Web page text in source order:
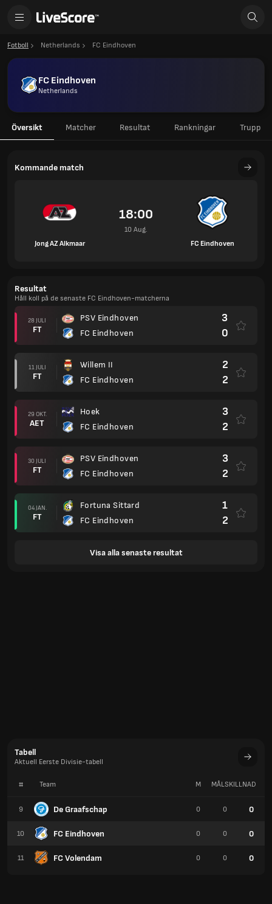
Fotboll Netherlands FC Eindhoven
FC Eindhoven
Netherlands
Översikt Matcher Resultat Rankningar Trupp
Kommande match
Jong AZ Alkmaar
18:00
10 Aug.
FC Eindhoven
Resultat
Håll koll på de senaste FC Eindhoven-matcherna
28 JULI
FT
PSV Eindhoven
FC Eindhoven
3
0
11 JULI
FT
Willem II
FC Eindhoven
2
2
29 OKT.
AET
Hoek
FC Eindhoven
3
2
30 JULI
FT
PSV Eindhoven
FC Eindhoven
3
2
04 JAN.
FT
Fortuna Sittard
FC Eindhoven
1
2
Visa alla senaste resultat
Tabell
Aktuell Eerste Divisie-tabell
# Team
9 De Graafschap
10 FC Eindhoven
11 FC Volendam
M MÅLSKILLNAD
0 0 0
0 0 0
0 0 0